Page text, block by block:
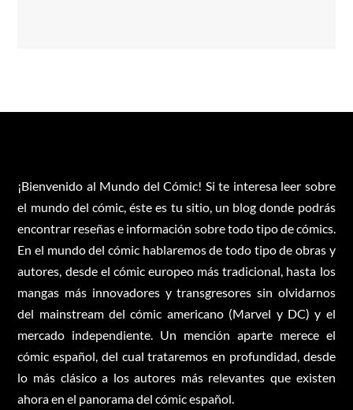
¡Bienvenido al Mundo del Cómic! Si te interesa leer sobre
el mundo del cómic, éste es tu sitio, un blog donde podrás
encontrar reseñas e información sobre todo tipo de cómics.
En el mundo del cómic hablaremos de todo tipo de obras y
autores, desde el cómic europeo más tradicional, hasta los
mangas más innovadores y transgresores sin olvidarnos
del mainstream del cómic americano (Marvel y DC) y el
mercado independiente. Un mención aparte merece el
cómic español, del cual trataremos en profundidad, desde
lo más clásico a los autores más relevantes que existen
ahora en el panorama del cómic español.